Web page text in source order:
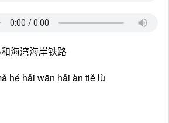
海湾海岸铁路
hé hǎi wān hǎi àn tiě lù